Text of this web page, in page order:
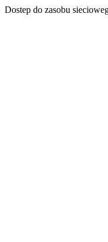
Dostep do zasobu